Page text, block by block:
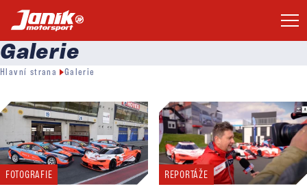
Galerie
Hlavní strana Galerie
FOTOGRAFIE REPORTÁŽE